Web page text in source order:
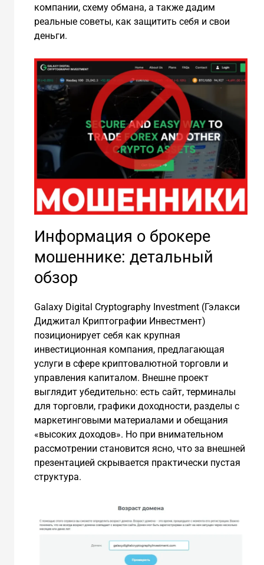
компании, схему обмана, а также дадим
реальные советы, как защитить себя и свои
деньги.
Информация о брокере
мошеннике: детальный
обзор
Galaxy Digital Cryptography Investment (Гэлакси
Диджитал Криптографии Инвестмент)
позиционирует себя как крупная
инвестиционная компания, предлагающая
услуги в сфере криптовалютной торговли и
управления капиталом. Внешне проект
выглядит убедительно: есть сайт, терминалы
для торговли, графики доходности, разделы с
маркетинговыми материалами и обещания
«высоких доходов». Но при внимательном
рассмотрении становится ясно, что за внешней
презентацией скрывается практически пустая
структура.